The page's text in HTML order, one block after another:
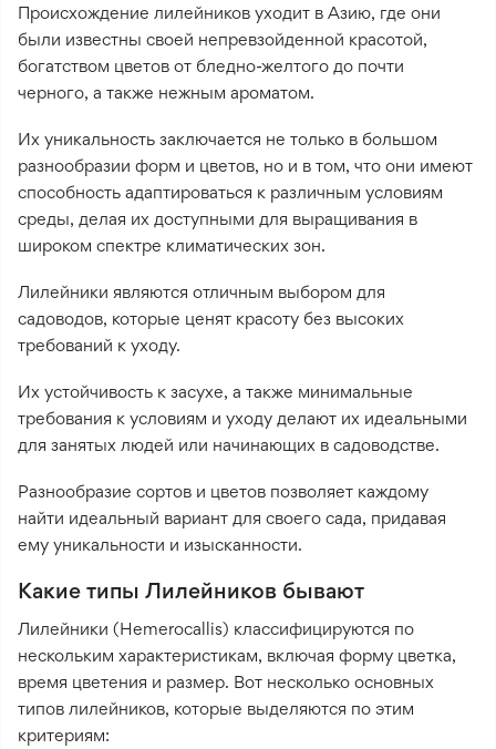
Происхождение лилейников уходит в Азию, где они
были известны своей непревзойденной красотой,
богатством цветов от бледно-желтого до почти
черного, а также нежным ароматом.
Их уникальность заключается не только в большом
разнообразии форм и цветов, но и в том, что они имеют
способность адаптироваться к различным условиям
среды, делая их доступными для выращивания в
широком спектре климатических зон.
Лилейники являются отличным выбором для
садоводов, которые ценят красоту без высоких
требований к уходу.
Их устойчивость к засухе, а также минимальные
требования к условиям и уходу делают их идеальными
для занятых людей или начинающих в садоводстве.
Разнообразие сортов и цветов позволяет каждому
найти идеальный вариант для своего сада, придавая
ему уникальности и изысканности.
Какие типы Лилейников бывают
Лилейники (Hemerocallis) классифицируются по
нескольким характеристикам, включая форму цветка,
время цветения и размер. Вот несколько основных
типов лилейников, которые выделяются по этим
критериям: